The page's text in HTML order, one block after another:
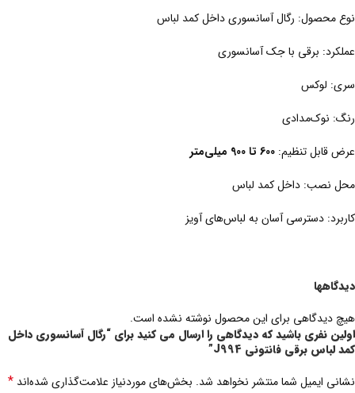
نوع محصول: رگال آسانسوری داخل کمد لباس
عملکرد: برقی با جک آسانسوری
سری: لوکس
رنگ: نوک‌مدادی
عرض قابل تنظیم: 600 تا 900 میلی‌متر
محل نصب: داخل کمد لباس
کاربرد: دسترسی آسان به لباس‌های آویز
دیدگاهها
هیچ دیدگاهی برای این محصول نوشته نشده است.
اولین نفری باشید که دیدگاهی را ارسال می کنید برای “رگال آسانسوری داخل
کمد لباس برقی فانتونی J994”
نشانی ایمیل شما منتشر نخواهد شد. بخش‌های موردنیاز علامت‌گذاری شده‌اند *